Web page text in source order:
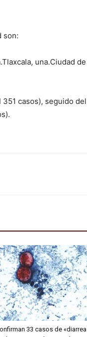
son:
una.Ciudad de
casos), seguido del
33 casos de «diarrea